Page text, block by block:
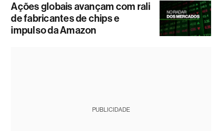
Ações globais avançam com rali
de fabricantes de chips e
impulso da Amazon
PUBLICIDADE